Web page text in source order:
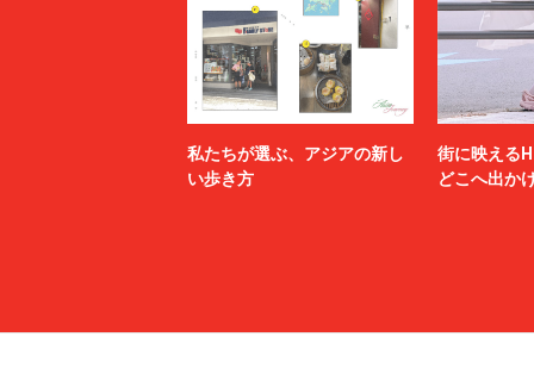
私たちが選ぶ、アジアの新し
い歩き方
街に映える
どこへ出か